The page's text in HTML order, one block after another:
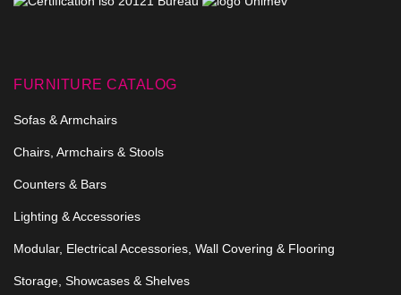
FURNITURE CATALOG
Sofas & Armchairs
Chairs, Armchairs & Stools
Counters & Bars
Lighting & Accessories
Modular, Electrical Accessories, Wall Covering & Flooring
Storage, Showcases & Shelves